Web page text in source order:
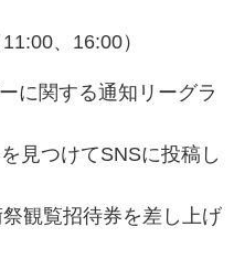
、16:00）
に関する通知リーグラ
見つけてSNSに投稿し
観覧招待券を差し上げ